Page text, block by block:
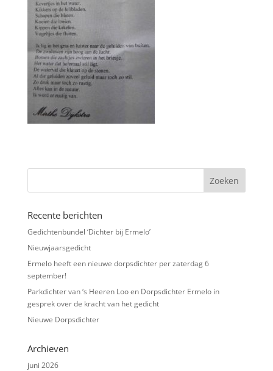
Recente berichten
Gedichtenbundel ‘Dichter bij Ermelo’
Nieuwjaarsgedicht
Ermelo heeft een nieuwe dorpsdichter per zaterdag 6
september!
Parkdichter van ‘s Heeren Loo en Dorpsdichter Ermelo in
gesprek over de kracht van het gedicht
Nieuwe Dorpsdichter
Archieven
juni 2026